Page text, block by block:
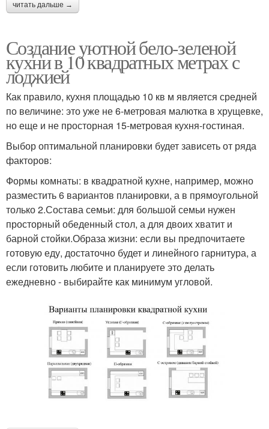
читать дальше →
Создание уютной бело-зеленой
кухни в 10 квадратных метрах с
лоджией
Как правило, кухня площадью 10 кв м является средней
по величине: это уже не 6-метровая малютка в хрущевке,
но еще и не просторная 15-метровая кухня-гостиная.
Выбор оптимальной планировки будет зависеть от ряда
факторов:
Формы комнаты: в квадратной кухне, например, можно
разместить 6 вариантов планировки, а в прямоугольной
только 2.Состава семьи: для большой семьи нужен
просторный обеденный стол, а для двоих хватит и
барной стойки.Образа жизни: если вы предпочитаете
готовую еду, достаточно будет и линейного гарнитура, а
если готовить любите и планируете это делать
ежедневно - выбирайте как минимум угловой.